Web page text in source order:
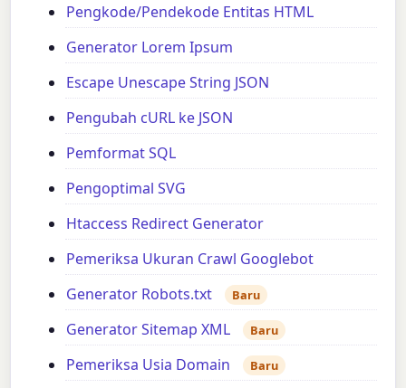
Pengkode/Pendekode Entitas HTML
Generator Lorem Ipsum
Escape Unescape String JSON
Pengubah cURL ke JSON
Pemformat SQL
Pengoptimal SVG
Htaccess Redirect Generator
Pemeriksa Ukuran Crawl Googlebot
Generator Robots.txt
Baru
Generator Sitemap XML Baru
Pemeriksa Usia Domain Baru